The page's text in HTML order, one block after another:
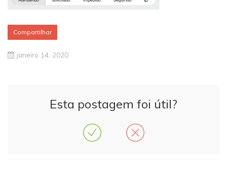
Compartilhar
janeiro 14, 2020
Esta postagem foi útil?